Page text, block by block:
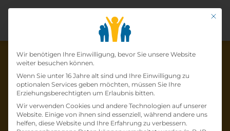
Die Lehrstelle wurde schon
besetzt!
Mit
Datenschutz-
Wir benötigen Ihre Einwilligung, bevor Sie unsere Website
weiter besuchen können.
Wenn Sie unter 16 Jahre alt sind und Ihre Einwilligung zu
optionalen Services geben möchten, müssen Sie Ihre
Erziehungsberechtigten um Erlaubnis bitten.
Wir verwenden Cookies und andere Technologien auf unserer
Website. Einige von ihnen sind essenziell, während andere uns
helfen, diese Website und Ihre Erfahrung zu verbessern.